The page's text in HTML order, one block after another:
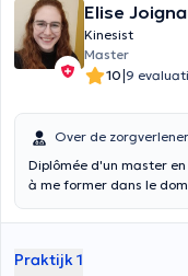
Elise
Kinesist
Master
10|9
Over de zorgverlener
Diplômée d'un master
à me former dans le
de devenir thérapeute
personnalisé aux besoins
Praktijk 1